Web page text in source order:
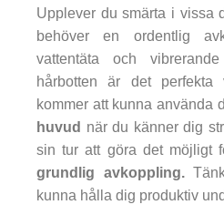
Upplever du smärta i vissa
behöver en ordentlig
vattentäta och
hårbotten är det
kommer att kunna använda
huvud när du känner dig
sin tur att göra det möjligt
grundlig avkoppling.
kunna hålla dig produktiv